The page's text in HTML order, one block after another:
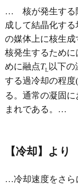
… 核が発生する
成して結晶化す
の媒体上に核生
核発生するため
めに融点TL 以下の
する過冷却の程度(
る。通常の凝固
まれである。…
【冷却】より
…冷却速度をさら